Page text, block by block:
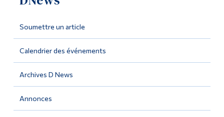
Soumettre un article
Calendrier des événements
Archives D News
Annonces
Outils
Programmes